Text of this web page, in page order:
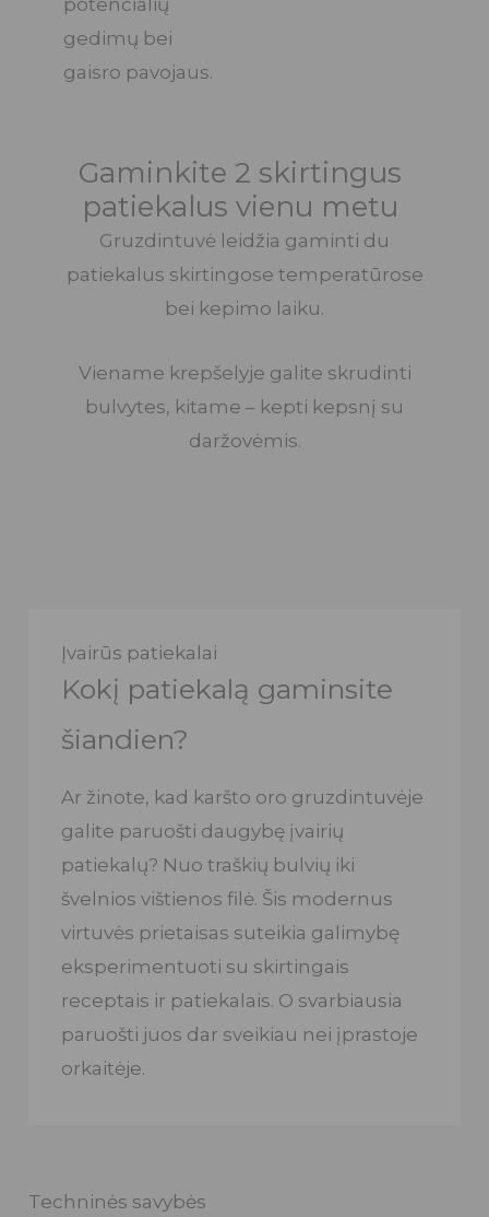
gedimų bei
gaisro pavojaus.
Gaminkite 2 skirtingus
patiekalus vienu metu
Gruzdintuvė leidžia gaminti du
patiekalus skirtingose temperatūrose
bei kepimo laiku.
Viename krepšelyje galite skrudinti
bulvytes, kitame – kepti kepsnį su
daržovėmis.
Įvairūs patiekalai
Kokį patiekalą gaminsite
šiandien?
Ar žinote, kad karšto oro gruzdintuvėje
galite paruošti daugybę įvairių
patiekalų? Nuo traškių bulvių iki
švelnios vištienos filė. Šis modernus
virtuvės prietaisas suteikia galimybę
eksperimentuoti su skirtingais
receptais ir patiekalais. O svarbiausia
paruošti juos dar sveikiau nei įprastoje
orkaitėje.
Techninės savybės